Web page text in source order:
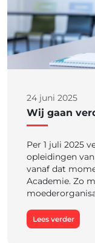
24 juni 2025
Wij gaan
Per 1 juli 2025
opleidingen
vanaf dat
Academie. Zo
Lees verder